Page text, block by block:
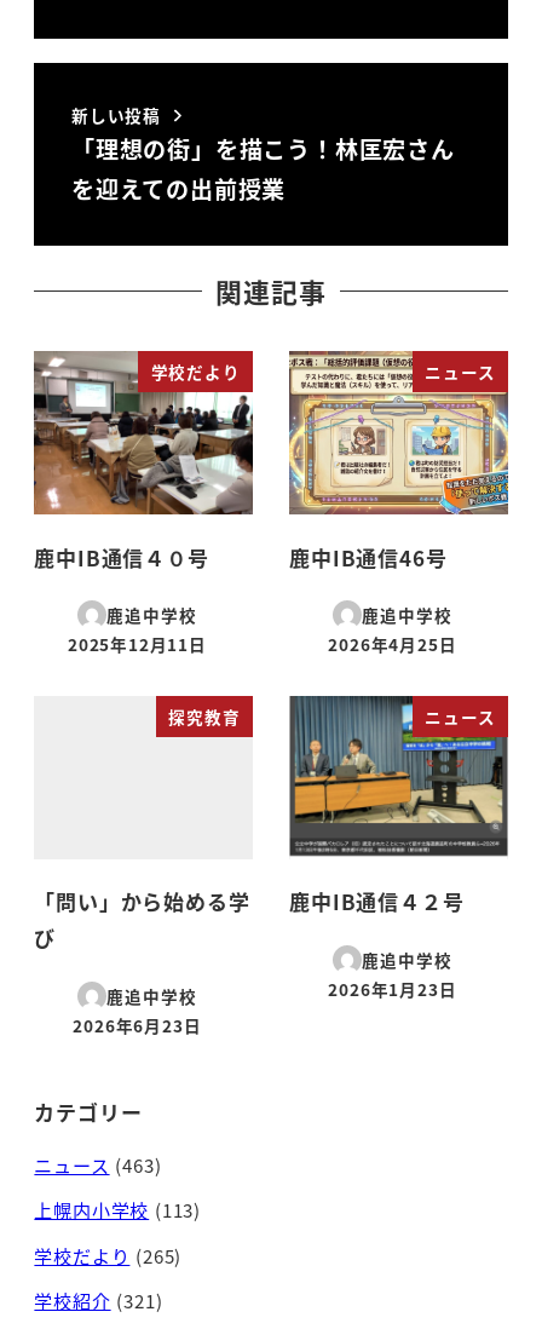
新しい投稿
「理想の街」を描こう！林匡宏さん
を迎えての出前授業
関連記事
学校だより
鹿中IB通信４０号
鹿追中学校
投稿日
2025年12月11日
ニュース
鹿中IB通信46号
鹿追中学校
投稿日
2026年4月25日
探究教育
「問い」から始める学
び
鹿追中学校
投稿日
2026年6月23日
ニュース
鹿中IB通信４２号
鹿追中学校
投稿日
2026年1月23日
カテゴリー
ニュース (463)
上幌内小学校 (113)
学校だより (265)
学校紹介 (321)